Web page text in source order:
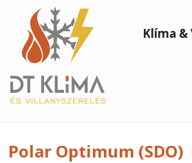
Klíma &
Polar Optimum (SDO)